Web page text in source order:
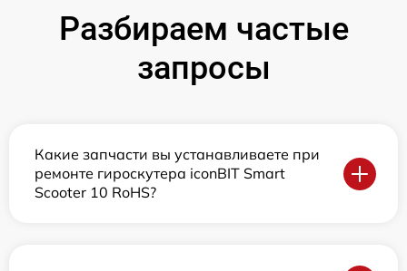
Разбираем частые
запросы
Какие запчасти вы устанавливаете при
ремонте гироскутера iconBIT Smart
Scooter 10 RoHS?